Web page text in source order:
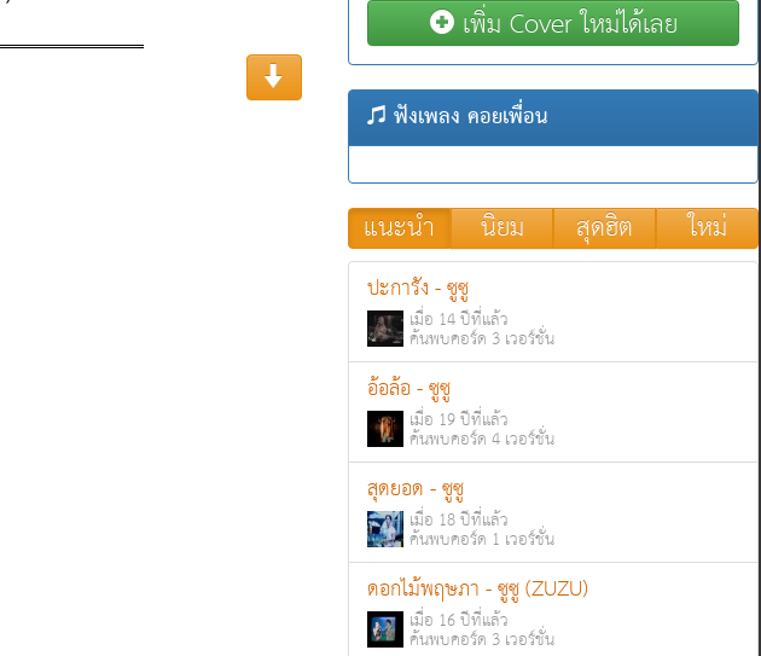
เพิ่ม Cover ใหม่ได้เลย
ฟังเพลง คอยเพื่อน
แนะนำ นิยม สุดฮิต ใหม่
ปะการัง - ซูซู
เมื่อ 14 ปีที่แล้ว
ค้นพบคอร์ด 3 เวอร์ชั่น
อ้อล้อ - ซูซู
เมื่อ 19 ปีที่แล้ว
ค้นพบคอร์ด 4 เวอร์ชั่น
สุดยอด - ซูซู
เมื่อ 18 ปีที่แล้ว
ค้นพบคอร์ด 1 เวอร์ชั่น
ดอกไม้พฤษภา - ซูซู (ZUZU)
เมื่อ 16 ปีที่แล้ว
ค้นพบคอร์ด 3 เวอร์ชั่น